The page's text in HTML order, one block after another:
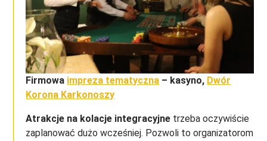
Firmowa impreza tematyczna – kasyno, Dwór
Korona Karkonoszy
Atrakcje na kolacje integracyjne trzeba oczywiście
zaplanować dużo wcześniej. Pozwoli to organizatorom